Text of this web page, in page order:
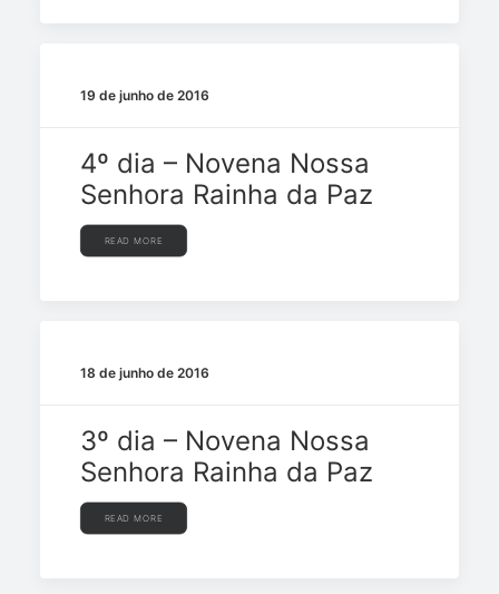
19 de junho de 2016
4º dia – Novena Nossa
Senhora Rainha da Paz
READ MORE
18 de junho de 2016
3º dia – Novena Nossa
Senhora Rainha da Paz
READ MORE